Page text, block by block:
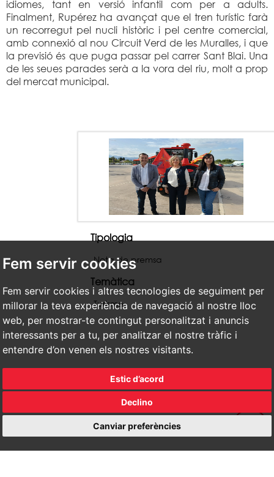
Fem servir cookies
Fem servir cookies i altres tecnologies de seguiment per
millorar la teva experiència de navegació al nostre lloc
web, per mostrar-te contingut personalitzat i anuncis
interessants per a tu, per analitzar el nostre tràfic i
entendre d’on venen els nostres visitants.
Estic d’acord
Declino
Canviar preferències
idiomes, tant en versió infantil com per a adults.
Finalment, Rupérez ha avançat que el tren turístic farà
un recorregut pel nucli històric i pel centre comercial,
amb connexió al nou Circuit Verd de les Muralles, i que
la previsió és que puga passar pel carrer Sant Blai. Una
de les seues parades serà a la vora del riu, molt a prop
del mercat municipal.
Tipologia
Nota de premsa
Temàtica
Turisme